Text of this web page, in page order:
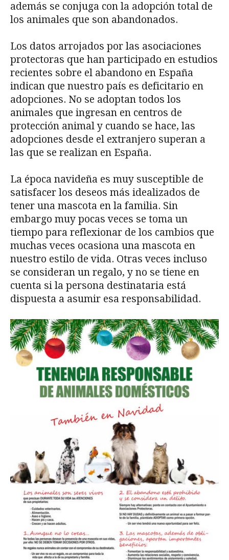
además se conjuga con la adopción total de
los animales que son abandonados.
Los datos arrojados por las asociaciones
protectoras que han participado en estudios
recientes sobre el abandono en España
indican que nuestro país es deficitario en
adopciones. No se adoptan todos los
animales que ingresan en centros de
protección animal y cuando se hace, las
adopciones desde el extranjero superan a
las que se realizan en España.
La época navideña es muy susceptible de
satisfacer los deseos más idealizados de
tener una mascota en la familia. Sin
embargo muy pocas veces se toma un
tiempo para reflexionar de los cambios que
muchas veces ocasiona una mascota en
nuestro estilo de vida. Otras veces incluso
se consideran un regalo, y no se tiene en
cuenta si la persona destinataria está
dispuesta a asumir esa responsabilidad.